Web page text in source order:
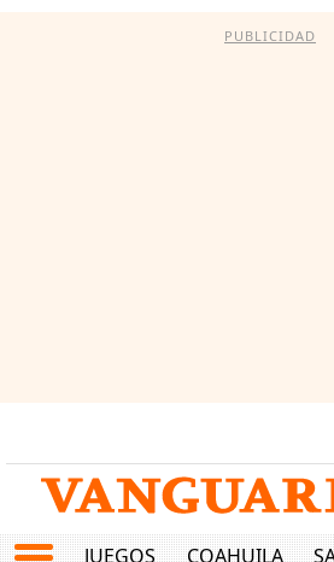
PUBLICIDAD
JUEGOS COAHUILA